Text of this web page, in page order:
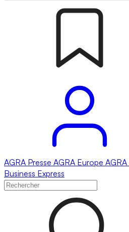
AGRA Presse AGRA Europe AGRA
Business Express